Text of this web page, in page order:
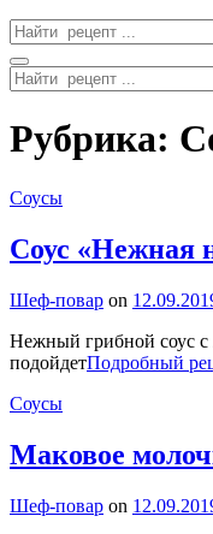
Search
for:
Search
Search
for:
Site
Overlay
Рубрика:
Categories
Соусы
Соус «Нежная
By
Шеф-повар on
Нежный грибной соус с
подойдетПодробный
Categories
Соусы
Маковое
By
Шеф-повар on